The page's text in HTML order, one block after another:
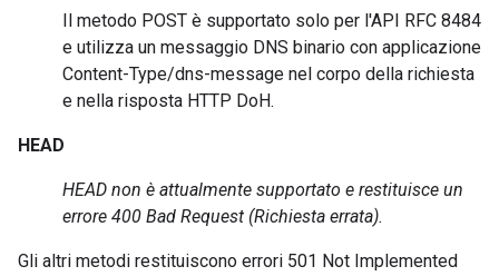
Il metodo POST è supportato solo per l'API RFC 8484
e utilizza un messaggio DNS binario con applicazione
Content-Type/dns-message nel corpo della richiesta
e nella risposta HTTP DoH.
HEAD
HEAD non è attualmente supportato e restituisce un
errore 400 Bad Request (Richiesta errata).
Gli altri metodi restituiscono errori 501 Not Implemented